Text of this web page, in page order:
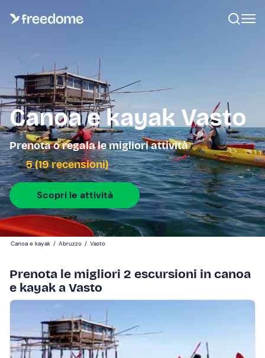
Canoa e kayak Vasto
Prenota o regala le migliori attività
5 (19 recensioni)
Scopri le attività
Canoa e kayak / Abruzzo / Vasto
Prenota le migliori 2 escursioni in canoa
e kayak a Vasto